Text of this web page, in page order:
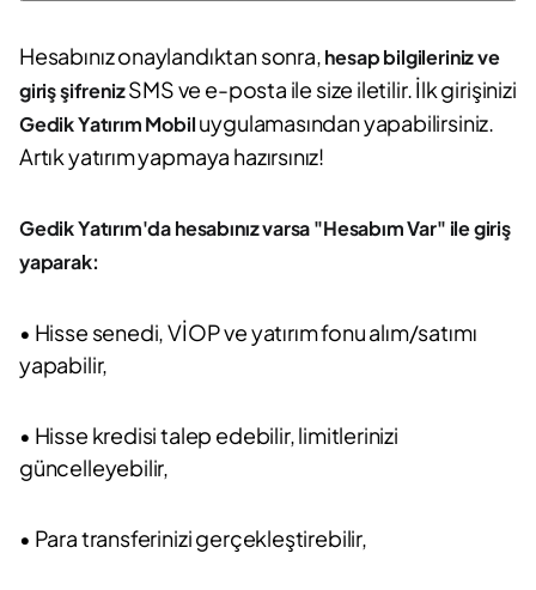
Hesabınız onaylandıktan sonra,hesap bilgileriniz ve
giriş şifrenizSMS ve e-posta ile size iletilir. İlk girişinizi
Gedik Yatırım Mobiluygulamasından yapabilirsiniz.
Artık yatırım yapmaya hazırsınız!
Gedik Yatırım'da hesabınız varsa "Hesabım Var" ile giriş
yaparak:
• Hisse senedi, VİOP ve yatırım fonu alım/satımı
yapabilir,
• Hisse kredisi talep edebilir, limitlerinizi
güncelleyebilir,
• Para transferinizi gerçekleştirebilir,